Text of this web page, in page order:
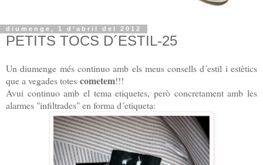
diumenge, 1 d’abril del 2012
PETITS TOCS D´ESTIL-25
Un diumenge més continuo amb els meus consells d´estil i estètics
que a vegades totes cometem!!!
Avui continuo amb el tema etiquetes, però concretament amb les
alarmes "infiltrades" en forma d´etiqueta: